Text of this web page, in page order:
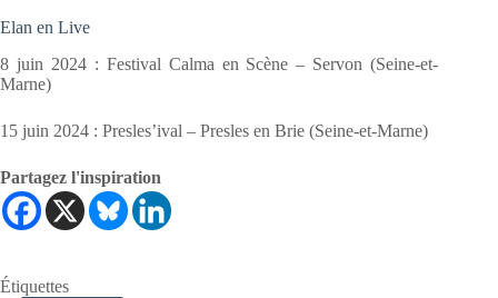
Elan en Live
8 juin 2024 : Festival Calma en Scène – Servon (Seine-et-
Marne)
15 juin 2024 : Presles’ival – Presles en Brie (Seine-et-Marne)
Partagez l'inspiration
Étiquettes